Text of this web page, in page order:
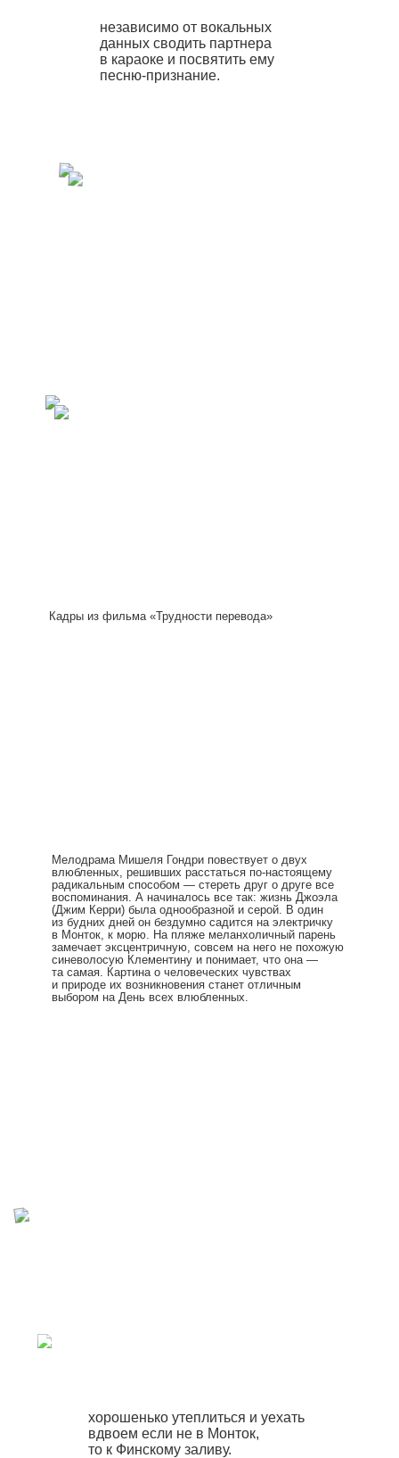
независимо от вокальных
данных сводить партнера
в караоке и посвятить ему
песню-признание.
Кадры из фильма «Трудности перевода»
Мелодрама Мишеля Гондри повествует о двух
влюбленных, решивших расстаться по-настоящему
радикальным способом — стереть друг о друге все
воспоминания. А начиналось все так: жизнь Джоэла
(Джим Керри) была однообразной и серой. В один
из будних дней он бездумно садится на электричку
в Монток, к морю. На пляже меланхоличный парень
замечает эксцентричную, совсем на него не похожую
синеволосую Клементину и понимает, что она —
та самая. Картина о человеческих чувствах
и природе их возникновения станет отличным
выбором на День всех влюбленных.
хорошенько утеплиться и уехать
вдвоем если не в Монток,
то к Финскому заливу.